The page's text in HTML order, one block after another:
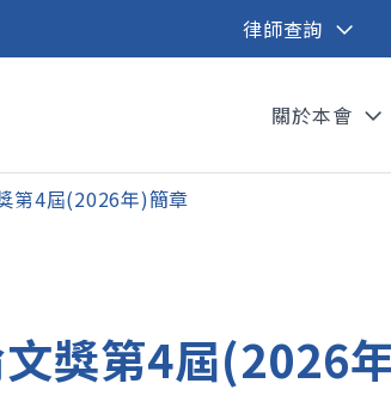
律師查詢
關於本會
第4屆(2026年)簡章
獎第4屆(2026